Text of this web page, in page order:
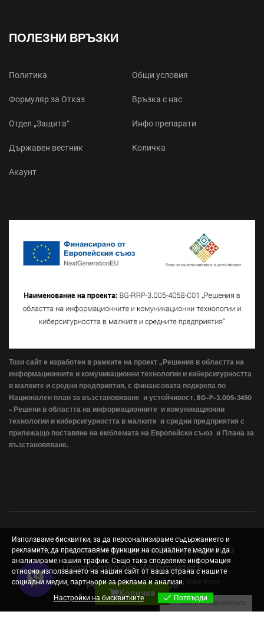
ПОЛЕЗНИ ВРЪЗКИ
Политика Общи условия
Формуляр за Отказ Връзка с нас
Отдел „Защита“ Инфо препарати
Държавен вестник Количка
Акаунт
Този сайт е изработен в рамките на проект „Решения в областта на
информационните и комуникационни технологии и киберсигурността
в малките и средни предприятия, с финансовата подкрепа по
Национален план за възстановяване и устойчивост, BG-P-3.005-3450
– Решени в областта на информационните и комуникационни
технологии и киберсигурността в малките и средни предприятия с
прилежащо поставяне на емблемата на Европейски съюз и Плана за
възстановяване.
© Всички права запазени 2025 | Дизайн и
изработка отWebmasters
Рекламна агенция
Използваме бисквитки, за да персонализираме съдържанието и
рекламите, да предоставяме функции на социалните медии и да
анализираме нашия трафик. Също така споделяме информация
относно използването на нашия сайт от ваша страна с нашите
социални медии, партньори за реклама и анализи. View more
Настройки на бисквитките
Потвърди
Настройки на бисквитките
Количка